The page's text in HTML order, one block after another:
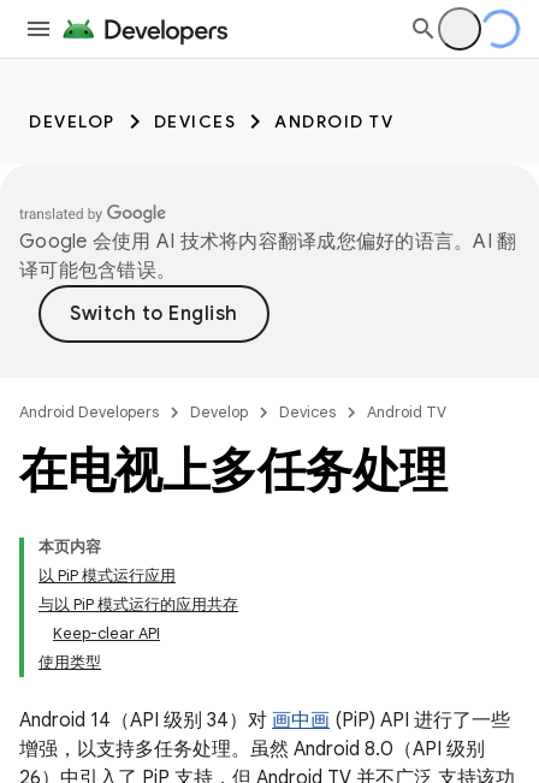
DEVELOP DEVICES ANDROID TV
Google 会使用 AI 技术将内容翻译成您偏好的语言。AI 翻
译可能包含错误。
Android Developers Develop Devices Android TV
在电视上多任务处理
本页内容
以 PiP 模式运行应用
与以 PiP 模式运行的应用共存
Keep-clear API
使用类型
Android 14（API 级别 34）对 画中画 (PiP) API 进行了一些
增强，以支持多任务处理。虽然 Android 8.0（API 级别
26）中引入了 PiP 支持，但 Android TV 并不广泛 支持该功